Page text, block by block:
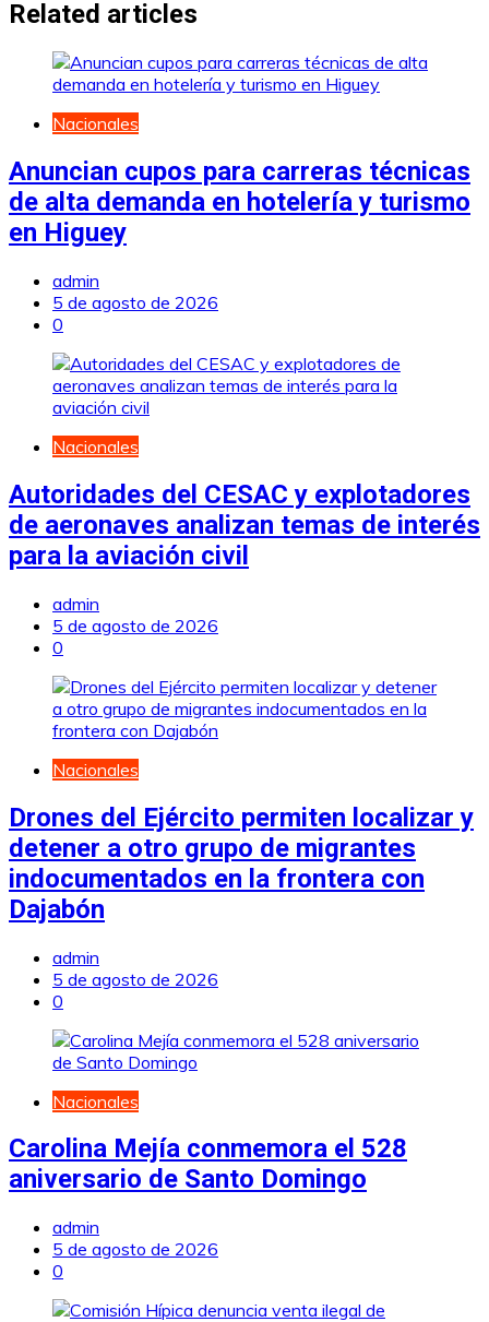
entradas
Related articles
Nacionales
Anuncian cupos para carreras técnicas
de alta demanda en hotelería y turismo
en Higuey
admin
5 de agosto de 2026
0
Nacionales
Autoridades del CESAC y explotadores
de aeronaves analizan temas de interés
para la aviación civil
admin
5 de agosto de 2026
0
Nacionales
Drones del Ejército permiten localizar y
detener a otro grupo de migrantes
indocumentados en la frontera con
Dajabón
admin
5 de agosto de 2026
0
Nacionales
Carolina Mejía conmemora el 528
aniversario de Santo Domingo
admin
5 de agosto de 2026
0